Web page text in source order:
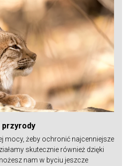
przyrody
mocy, żeby ochronić najcenniejsze
skutecznie również dzięki
nam w byciu jeszcze